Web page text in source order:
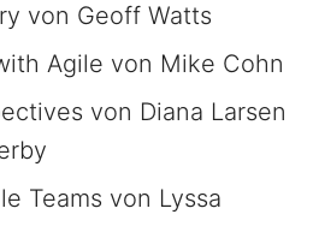
von Geoff Watts
Agile von Mike Cohn
von Diana Larsen
Teams von Lyssa